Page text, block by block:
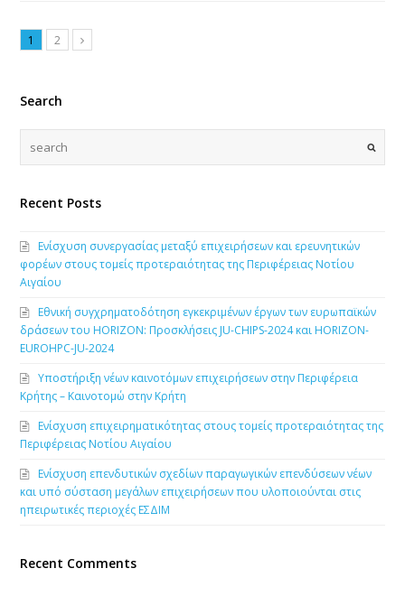
1 2
Search
Recent Posts
Ενίσχυση συνεργασίας μεταξύ επιχειρήσεων και ερευνητικών
φορέων στους τομείς προτεραιότητας της Περιφέρειας Νοτίου
Αιγαίου
Εθνική συγχρηματοδότηση εγκεκριμένων έργων των ευρωπαϊκών
δράσεων του HORIZON: Προσκλήσεις JU-CHIPS-2024 και HORIZON-
EUROHPC-JU-2024
Υποστήριξη νέων καινοτόμων επιχειρήσεων στην Περιφέρεια
Κρήτης – Καινοτομώ στην Κρήτη
Ενίσχυση επιχειρηματικότητας στους τομείς προτεραιότητας της
Περιφέρειας Νοτίου Αιγαίου
Ενίσχυση επενδυτικών σχεδίων παραγωγικών επενδύσεων νέων
και υπό σύσταση μεγάλων επιχειρήσεων που υλοποιούνται στις
ηπειρωτικές περιοχές ΕΣΔΙΜ
Recent Comments